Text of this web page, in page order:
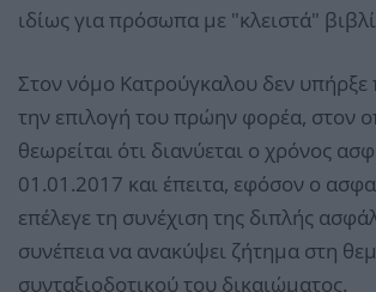
ιδίως για πρόσωπα με "κλειστά"
Στον νόμο Κατρούγκαλου δεν υπήρξε
την επιλογή του πρώην φορέα, στον
θεωρείται ότι διανύεται ο χρόνος
01.01.2017 και έπειτα, εφόσον ο
επέλεγε τη συνέχιση της διπλής
συνέπεια να ανακύψει ζήτημα στη
συνταξιοδοτικού του δικαιώματος.